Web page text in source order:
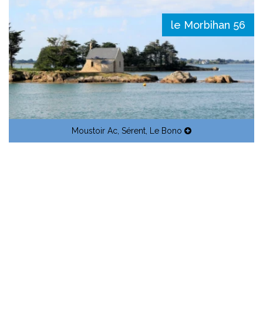
le Morbihan 56
Moustoir Ac, Sérent, Le Bono